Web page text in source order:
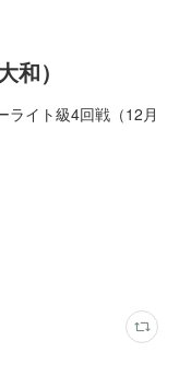
和）
ライト級4回戦（12月